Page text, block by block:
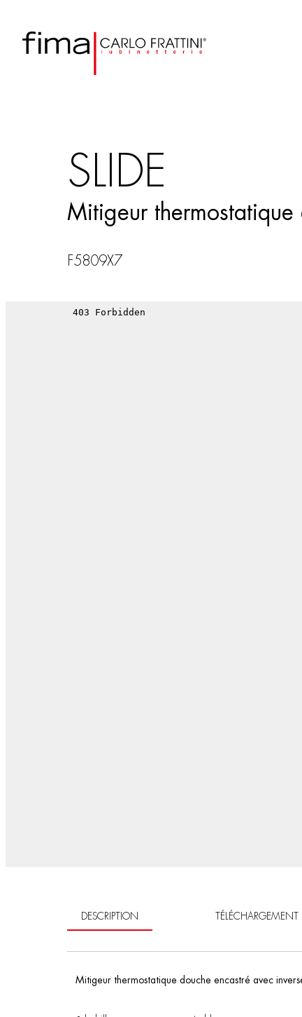
SLIDE
Mitigeur
F5809X7
DESCRIPTION TÉLÉCHARGEMENT
Mitigeur thermostatique douche encastré avec